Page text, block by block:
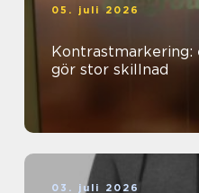
05. juli 2026
Kontrastmarkering:
gör stor skillnad
03. juli 2026